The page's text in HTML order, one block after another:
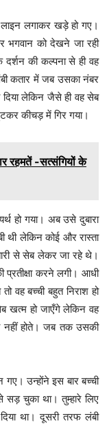
लगाकर खड़े हो गए।
भगवान को देखने जा रही
की कल्पना से ही वह
कतार में जब उसका नंबर
लेकिन जैसे ही वह सेब
कीचड़ में गिर गया।
रहमतें -सत्संगियों के
हो गया। अब उसे दुबारा
थी लेकिन कोई और रास्ता
से सेब लेकर जा रहे थे।
प्रतीक्षा करने लगी। आधी
वह बच्ची बहुत निराश हो
खत्म हो जाएँगे लेकिन वह
नहीं होते। जब तक उसकी
गए। उन्होंने इस बार बच्ची
सड़ चुका था। तुम्हारे लिए
था। दूसरी तरफ लंबी